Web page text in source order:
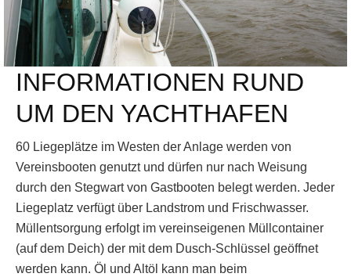
INFORMATIONEN RUND
UM DEN YACHTHAFEN
60 Liegeplätze im Westen der Anlage werden von
Vereinsbooten genutzt und dürfen nur nach Weisung
durch den Stegwart von Gastbooten belegt werden. Jeder
Liegeplatz verfügt über Landstrom und Frischwasser.
Müllentsorgung erfolgt im vereinseigenen Müllcontainer
(auf dem Deich) der mit dem Dusch-Schlüssel geöffnet
werden kann. Öl und Altöl kann man beim